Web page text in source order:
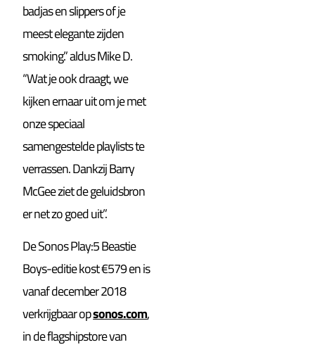
badjas en slippers of je
meest elegante zijden
smoking.” aldus Mike D.
“Wat je ook draagt, we
kijken ernaar uit om je met
onze speciaal
samengestelde playlists te
verrassen. Dankzij Barry
McGee ziet de geluidsbron
er net zo goed uit”.
De Sonos Play:5 Beastie
Boys-editie kost €579 en is
vanaf december 2018
verkrijgbaar opsonos.com,
in de flagshipstore van